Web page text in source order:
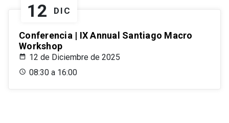
12 DIC
Conferencia | IX Annual Santiago Macro
Workshop
12 de Diciembre de 2025
08:30 a 16:00